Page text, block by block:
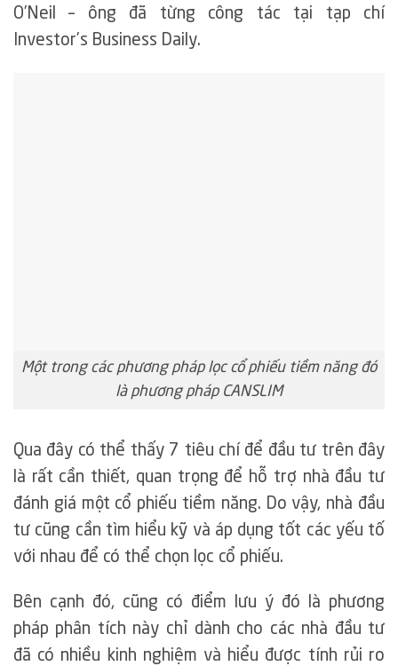
O’Neil – ông đã từng công tác tại tạp chí
Investor’s Business Daily.
Một trong các phương pháp lọc cổ phiếu tiềm năng đó
là phương pháp CANSLIM
Qua đây có thể thấy 7 tiêu chí để đầu tư trên đây
là rất cần thiết, quan trọng để hỗ trợ nhà đầu tư
đánh giá một cổ phiếu tiềm năng. Do vậy, nhà đầu
tư cũng cần tìm hiểu kỹ và áp dụng tốt các yếu tố
với nhau để có thể chọn lọc cổ phiếu.
Bên cạnh đó, cũng có điểm lưu ý đó là phương
pháp phân tích này chỉ dành cho các nhà đầu tư
đã có nhiều kinh nghiệm và hiểu được tính rủi ro